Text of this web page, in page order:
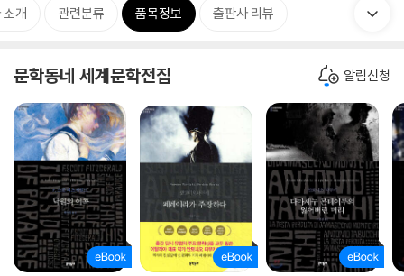
소개 관련분류 품목정보 출판사 리뷰
문학동네 세계문학전집 알림신청